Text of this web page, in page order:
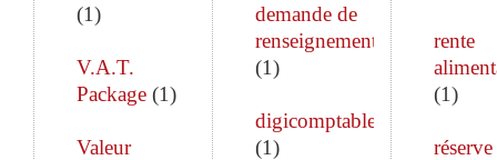
(1)
V.A.T.
Package (1)
Valeur
demande de
renseignements
(1)
digicomptable
(1)
rente
(1)
réserve